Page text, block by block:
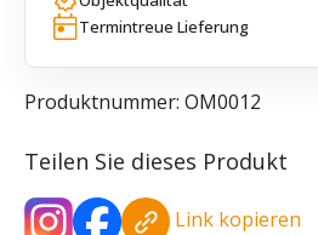
Termintreue Lieferung
Produktnummer: OM0012
Teilen Sie dieses Produkt
Link kopieren